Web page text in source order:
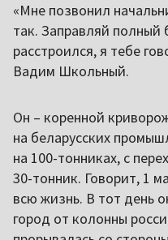
«Мне позвонил
так. Заправляй полный
расстроился, я тебе
Вадим Школьный.
Он – коренной
на беларусских
на 100-тонниках, с
30-тонник. Говорит, 1
всю жизнь. В тот день
город от колонны